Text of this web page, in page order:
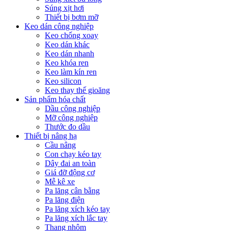
Súng xịt hơi
Thiết bị bơm mỡ
Keo dán công nghiệp
Keo chống xoay
Keo dán khác
Keo dán nhanh
Keo khóa ren
Keo làm kín ren
Keo silicon
Keo thay thế gioăng
Sản phẩm hóa chất
Dầu công nghiệp
Mỡ công nghiệp
Thước đo dầu
Thiết bị nâng hạ
Cầu nâng
Con chạy kéo tay
Dây đai an toàn
Giá đỡ động cơ
Mễ kê xe
Pa lăng cân bằng
Pa lăng điện
Pa lăng xích kéo tay
Pa lăng xích lắc tay
Thang nhôm